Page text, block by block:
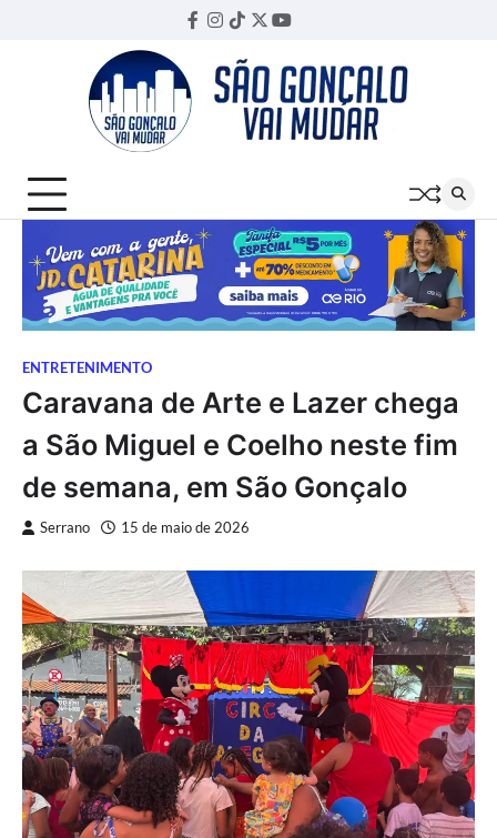
Facebook
Instagram
TikTok
TwitterYouTube
ENTRETENIMENTO
Caravana de Arte e Lazer chega
a São Miguel e Coelho neste fim
de semana, em São Gonçalo
Serrano 15 de maio de 2026